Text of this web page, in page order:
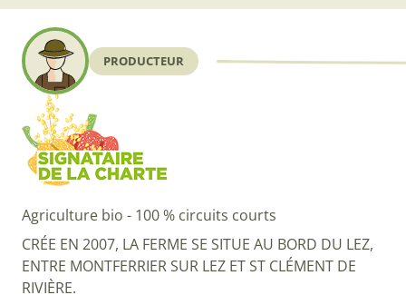
PRODUCTEUR
Agriculture bio - 100 % circuits courts
CRÉE EN 2007, LA FERME SE SITUE AU BORD DU LEZ,
ENTRE MONTFERRIER SUR LEZ ET ST CLÉMENT DE
RIVIÈRE.